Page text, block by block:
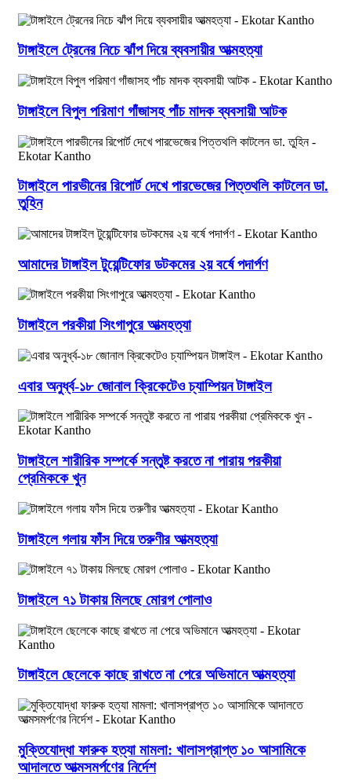
টাঙ্গাইলে ট্রেনের নিচে ঝাঁপ দিয়ে ব্যবসায়ীর আত্মহত্যা
টাঙ্গাইলে বিপুল পরিমাণ গাঁজাসহ পাঁচ মাদক ব্যবসায়ী আটক
টাঙ্গাইলে পারভীনের রিপোর্ট দেখে পারভেজের পিত্তথলি কাটলেন ডা.
তুহিন
আমাদের টাঙ্গাইল টুয়েন্টিফোর ডটকমের ২য় বর্ষে পদার্পণ
টাঙ্গাইলে পরকীয়া সিংগাপুরে আত্মহত্যা
এবার অনুর্ধ্ব-১৮ জোনাল ক্রিকেটেও চ্যাম্পিয়ন টাঙ্গাইল
টাঙ্গাইলে শারীরিক সম্পর্কে সন্তুষ্ট করতে না পারায় পরকীয়া
প্রেমিককে খুন
টাঙ্গাইলে গলায় ফাঁস দিয়ে তরুণীর আত্মহত্যা
টাঙ্গাইলে ৭১ টাকায় মিলছে মোরগ পোলাও
টাঙ্গাইলে ছেলেকে কাছে রাখতে না পেরে অভিমানে আত্মহত্যা
মুক্তিযোদ্ধা ফারুক হত্যা মামলা: খালাসপ্রাপ্ত ১০ আসামিকে
আদালতে আত্মসমর্পণের নির্দেশ